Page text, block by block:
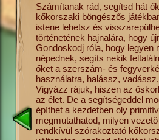
csak
más
el a
Számítanak rád, segítsd hát
kőkorszaki böngészős
istene lehetsz és
történetének hajnalára, hogy
Gondoskodj róla, hogy legyen
népednek, segíts nekik
őket a szerszám- és
használatra, halássz,
Vigyázz rájuk, hiszen az
az élet. De a segítségeddel
építhet a kezdetben oly
megmutathatod, milyen
rendkívül szórakoztató